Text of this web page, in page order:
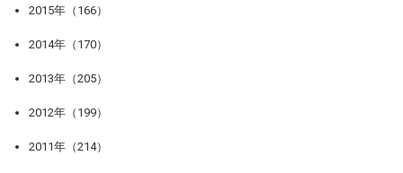
2015年（166）
2014年（170）
2013年（205）
2012年（199）
2011年（214）